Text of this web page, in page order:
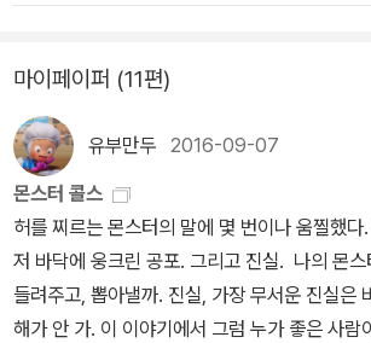
“요즘에도 마음
질 때가 있어요..”슬쩍 울적해진 마음을 선생님
에게는 늘 그런 면이 있는 것 아닌가? 꽉 채워져
비어있어야 새로워질 수 있는 거지.”이 말을 들
추던 아기공룡이 그려진 9칸짜리 플라스틱 퍼즐
빈 칸이 있어야 이리저리 움직이면서 맞출 수
마음속은 다 맞추고 움직이지 못하게 해 놓은
게 할 수도 있겠다. 죽고 싶어질 때에도 느껴졌
지금도 느껴지는 걸 보면 어쩌면 인간은 늘 마
마이페이퍼 (11편)
유부만두 2016-09-07
몬스터 콜스
허를 찌르는 몬스터의 말에 몇 번이나 움찔했
저 바닥에 웅크린 공포. 그리고 진실. 나의 몬
들려주고, 뽑아낼까. 진실, 가장 무서운 진실은
해가 안 가. 이 이야기에서 그럼 누가 좋은 사람